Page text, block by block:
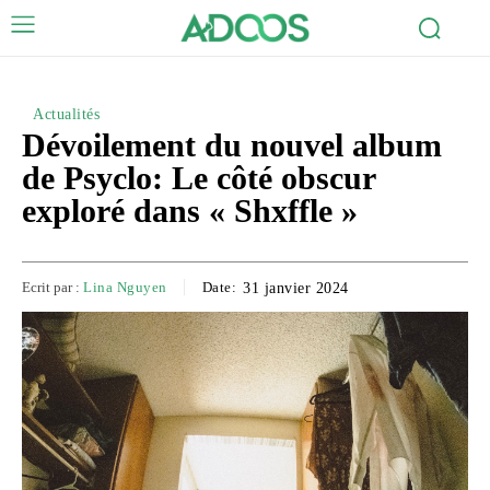
Actualités
Dévoilement du nouvel album
de Psyclo: Le côté obscur
exploré dans « Shxffle »
Ecrit par : Lina Nguyen Date: 31 janvier 2024